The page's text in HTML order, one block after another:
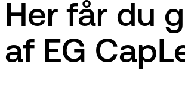
Her får du
af EG